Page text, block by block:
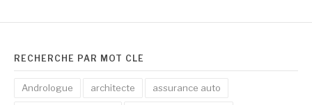
RECHERCHE PAR MOT CLÉ
Andrologue architecte assurance auto